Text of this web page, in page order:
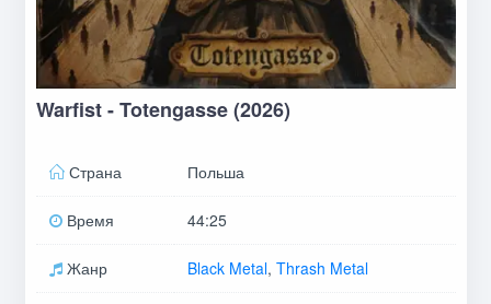
Warfist - Totengasse (2026)
Страна Польша
Время 44:25
Жанр Black Metal, Thrash Metal